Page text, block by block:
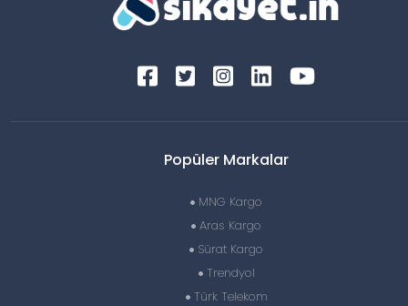
Popüler Markalar
MNG Kargo
Aras Kargo
Sürat Kargo
Trendyol
Türk Telekom